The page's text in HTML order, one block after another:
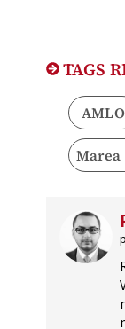
TAGS
AMLO
Marea